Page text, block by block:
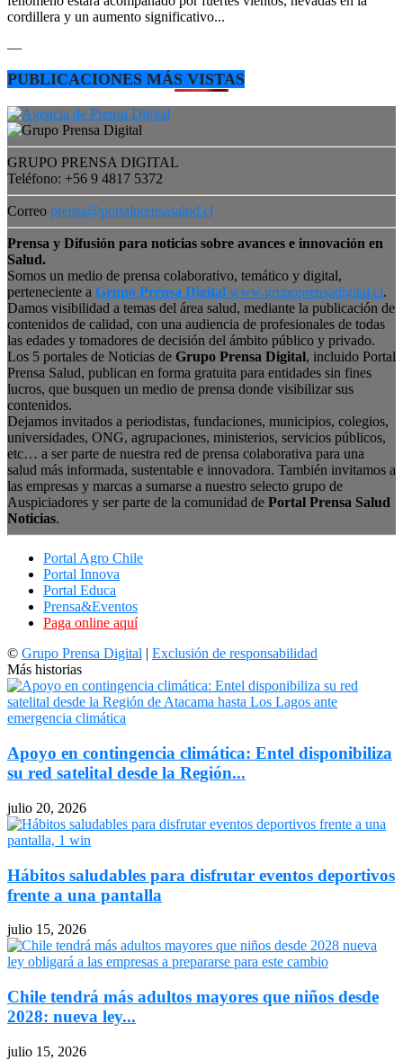
cordillera y un aumento significativo...
—
PUBLICACIONES MÁS VISTAS
GRUPO PRENSA DIGITAL
Teléfono: +56 9 4817 5372
Correo prensa@portalprensasalud.cl
Prensa y Difusión para noticias sobre avances e innovación en
Salud.
Somos un medio de prensa colaborativo, temático y digital,
perteneciente a Grupo Prensa Digital www.grupoprensadigital.cl.
Damos visibilidad a temas del área salud, mediante la publicación de
contenidos de calidad, con una audiencia de profesionales de todas
las edades y tomadores de decisión del ámbito público y privado.
Los 5 portales de Noticias de Grupo Prensa Digital, incluido Portal
Prensa Salud, publican en forma gratuita para entidades sin fines
lucros, que busquen un medio de prensa donde visibilizar sus
contenidos.
Dejamos invitados a periodistas, fundaciones, municipios, colegios,
universidades, ONG, agrupaciones, ministerios, servicios públicos,
etc… a ser parte de nuestra red de prensa colaborativa para una
salud más informada, sustentable e innovadora. También invitamos a
las empresas y marcas a sumarse a nuestro selecto grupo de
Auspiciadores y ser parte de la comunidad de Portal Prensa Salud
Noticias.
Portal Agro Chile
Portal Innova
Portal Educa
Prensa&Eventos
Paga online aquí
© Grupo Prensa Digital | Exclusión de responsabilidad
Más historias
Apoyo en contingencia climática: Entel disponibiliza
su red satelital desde la Región...
julio 20, 2026
Hábitos saludables para disfrutar eventos deportivos
frente a una pantalla
julio 15, 2026
Chile tendrá más adultos mayores que niños desde
2028: nueva ley...
julio 15, 2026